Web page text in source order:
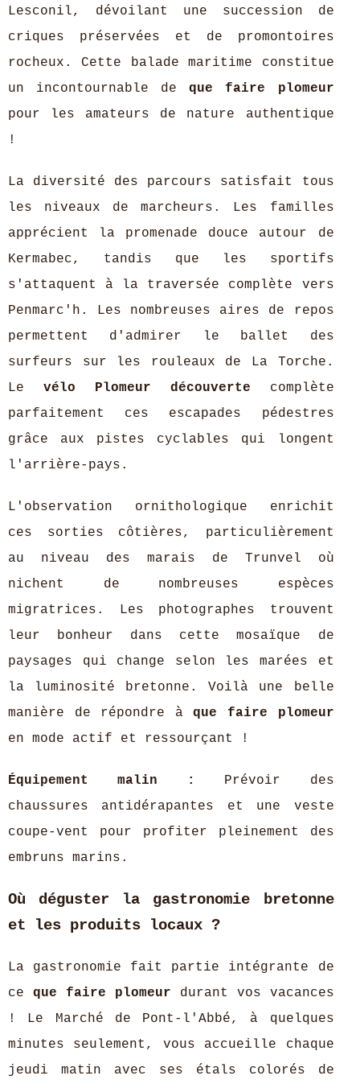
Lesconil, dévoilant une succession de
criques préservées et de promontoires
rocheux. Cette balade maritime constitue
un incontournable deque faire plomeur
pour les amateurs de nature authentique
!
La diversité des parcours satisfait tous
les niveaux de marcheurs. Les familles
apprécient la promenade douce autour de
Kermabec, tandis que les sportifs
s'attaquent à la traversée complète vers
Penmarc'h. Les nombreuses aires de repos
permettent d'admirer le ballet des
surfeurs sur les rouleaux de La Torche.
Le vélo Plomeur découverte complète
parfaitement ces escapades pédestres
grâce aux pistes cyclables qui longent
l'arrière-pays.
L'observation ornithologique enrichit
ces sorties côtières, particulièrement
au niveau des marais de Trunvel où
nichent de nombreuses espèces
migratrices. Les photographes trouvent
leur bonheur dans cette mosaïque de
paysages qui change selon les marées et
la luminosité bretonne. Voilà une belle
manière de répondre àque faire plomeur
en mode actif et ressourçant !
Équipement malin :
Prévoir des
chaussures antidérapantes et une veste
coupe-vent pour profiter pleinement des
embruns marins.
Où déguster la gastronomie bretonne
et les produits locaux ?
La gastronomie fait partie intégrante de
ce que faire plomeur durant vos vacances
! Le Marché de Pont-l'Abbé, à quelques
minutes seulement, vous accueille chaque
jeudi matin avec ses étals colorés de